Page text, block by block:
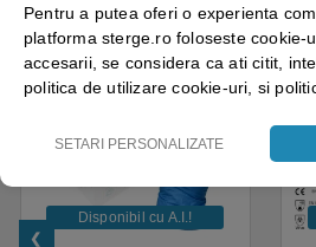
ecologic.
Disponibil cu A.I.​!
Pentru a putea oferi o experienta
platforma sterge.ro foloseste cookie-
accesarii, se considera ca ati citit,
politica de utilizare cookie-uri, si
SETARI PERSONALIZATE